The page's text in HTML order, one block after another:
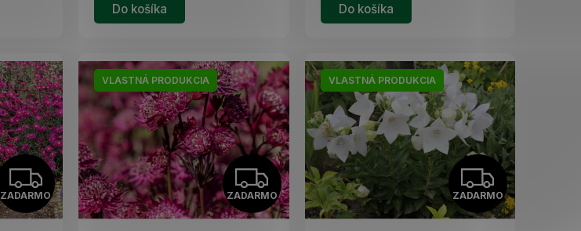
Do košíka Do košíka
Z
A
ZADARMO
VLASTNÁ PRODUKCIA
Z
A
ZADARMO
VLASTNÁ PRODUKCIA
Z
A
ZADARMO